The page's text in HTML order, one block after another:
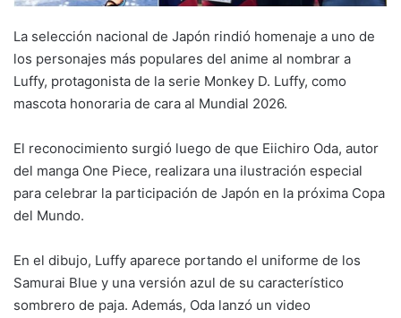
La selección nacional de Japón rindió homenaje a uno de
los personajes más populares del anime al nombrar a
Luffy, protagonista de la serie Monkey D. Luffy, como
mascota honoraria de cara al Mundial 2026.
El reconocimiento surgió luego de que Eiichiro Oda, autor
del manga One Piece, realizara una ilustración especial
para celebrar la participación de Japón en la próxima Copa
del Mundo.
En el dibujo, Luffy aparece portando el uniforme de los
Samurai Blue y una versión azul de su característico
sombrero de paja. Además, Oda lanzó un video